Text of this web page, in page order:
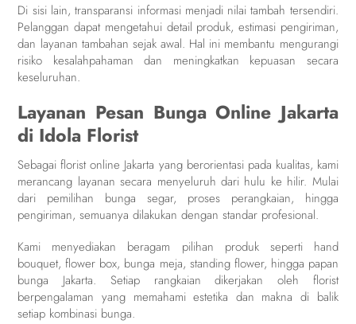
Di sisi lain, transparansi informasi menjadi nilai tambah tersendiri.
Pelanggan dapat mengetahui detail produk, estimasi pengiriman,
dan layanan tambahan sejak awal. Hal ini membantu mengurangi
risiko kesalahpahaman dan meningkatkan kepuasan secara
keseluruhan.
Layanan Pesan Bunga Online Jakarta
di Idola Florist
Sebagai florist online Jakarta yang berorientasi pada kualitas, kami
merancang layanan secara menyeluruh dari hulu ke hilir. Mulai
dari pemilihan bunga segar, proses perangkaian, hingga
pengiriman, semuanya dilakukan dengan standar profesional.
Kami menyediakan beragam pilihan produk seperti hand
bouquet, flower box, bunga meja, standing flower, hingga papan
bunga Jakarta. Setiap rangkaian dikerjakan oleh florist
berpengalaman yang memahami estetika dan makna di balik
setiap kombinasi bunga.